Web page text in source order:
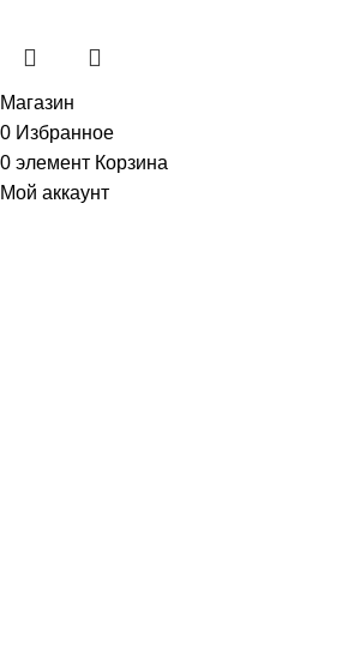
Магазин
0 Избранное
0 элемент Корзина
Мой аккаунт